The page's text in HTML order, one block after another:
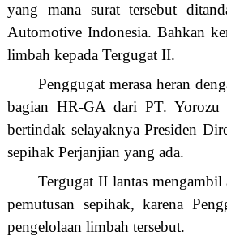
yang mana surat tersebut
Automotive Indonesia. Bahkan
limbah kepada Tergugat II.
Penggugat merasa heran
bagian HR-GA dari PT. Yorozu
bertindak selayaknya Presiden
sepihak Perjanjian yang ada.
Tergugat II lantas
pemutusan sepihak, karena
pengelolaan limbah tersebut.